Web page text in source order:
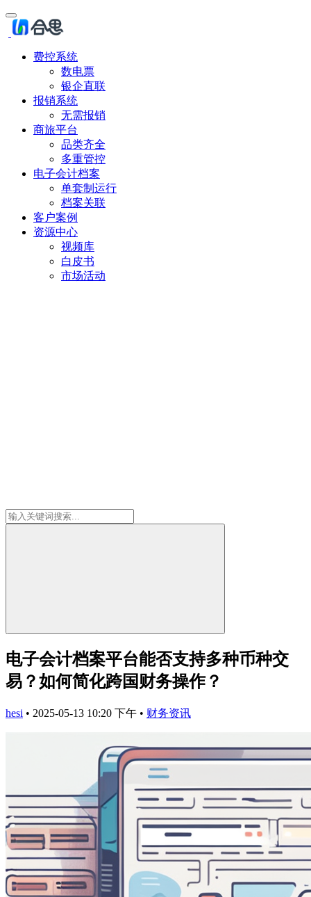
费控系统
数电票
银企直联
报销系统
无需报销
商旅平台
品类齐全
多重管控
电子会计档案
单套制运行
档案关联
客户案例
资源中心
视频库
白皮书
市场活动
电子会计档案平台能否支持多种币种交
易？如何简化跨国财务操作？
hesi • 2025-05-13 10:20 下午 • 财务资讯